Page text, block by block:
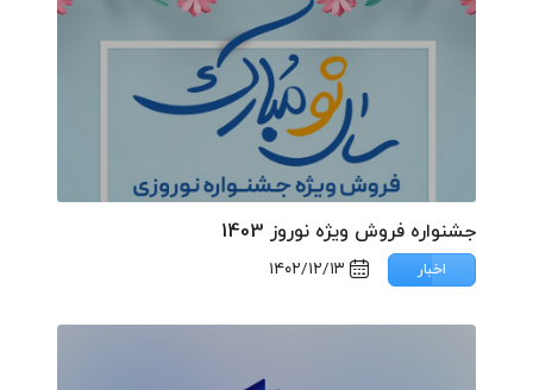
جشنواره فروش ویژه نوروز 1403
اخبار ۱۴۰۲/۱۲/۱۳